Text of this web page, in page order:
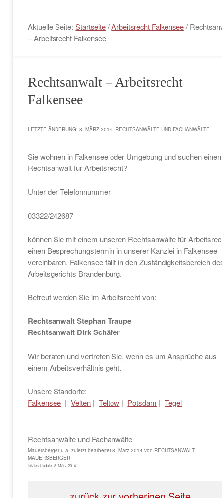
Aktuelle Seite:Startseite / Arbeitsrecht Falkensee /
– Arbeitsrecht Falkensee
Rechtsanwalt – Arbeitsrecht
Falkensee
LETZTE ÄNDERUNG: 8. MÄRZ 2014, RECHTSANWÄLTE UND FACHANWÄLTE
Sie wohnen in Falkensee oder Umgebung und suchen einen
Rechtsanwalt für Arbeitsrecht?
Unter der Telefonnummer
03322/242687
können Sie mit einem unseren Rechtsanwälte für
einen Besprechungstermin in unserer Kanzlei in Falkensee
vereinbaren. Falkensee fällt in den Zuständigkeitsbereich
Arbeitsgerichts Brandenburg.
Betreut werden Sie im Arbeitsrecht von:
Rechtsanwalt Stephan Traupe
Rechtsanwalt Dirk Schäfer
Wir beraten und vertreten Sie, wenn es um Ansprüche aus
einem Arbeitsverhältnis geht.
Unsere Standorte:
Falkensee |Velten |Teltow | Potsdam |Tegel
Rechtsanwälte und Fachanwälte
Mauersberger u.a. zuletzt bearbeitet8. März 2014 von RECHTSANWALT
MAUERSBERGER
letztes Update: 8. März 2014